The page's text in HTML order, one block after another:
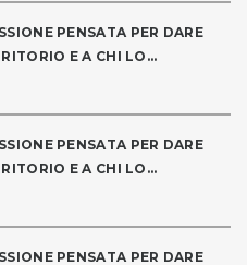
PENSATA PER DARE
E A CHI LO...
PENSATA PER DARE
E A CHI LO...
PENSATA PER DARE